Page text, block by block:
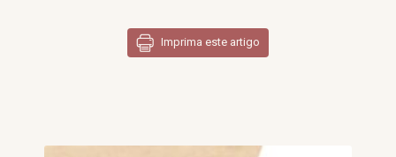
Imprima este artigo